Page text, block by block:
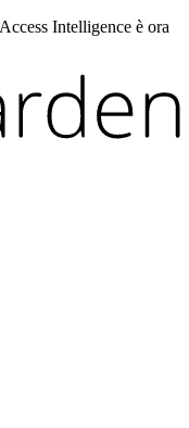
Intelligence è ora